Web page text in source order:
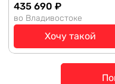
435 690 ₽
во Владивостоке
Хочу такой